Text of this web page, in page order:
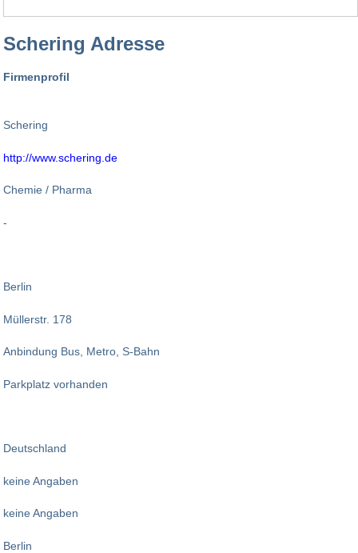
Schering Adresse
Firmenprofil
Schering
http://www.schering.de
Chemie / Pharma
-
Berlin
Müllerstr. 178
Anbindung Bus, Metro, S-Bahn
Parkplatz vorhanden
Deutschland
keine Angaben
keine Angaben
Berlin